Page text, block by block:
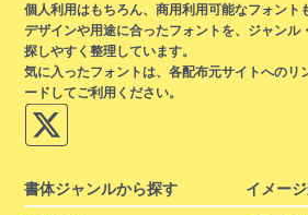
個人利用はもちろん、商用利用可能なフォント
デザインや用途に合ったフォントを、ジャンル
探しやすく整理しています。
気に入ったフォントは、各配布元サイトへのリ
ードしてご利用ください。
書体ジャンルから探す イメー